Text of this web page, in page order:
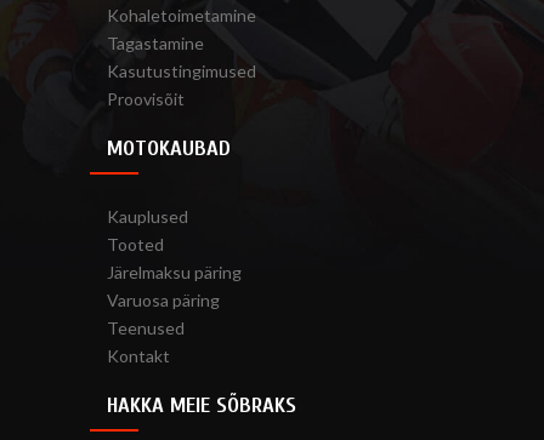
Kohaletoimetamine
Tagastamine
Kasutustingimused
Proovisõit
MOTOKAUBAD
Kauplused
Tooted
Järelmaksu päring
Varuosa päring
Teenused
Kontakt
HAKKA MEIE SÕBRAKS